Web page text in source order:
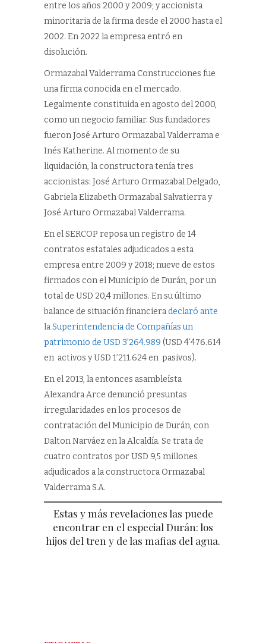
entre los años 2000 y 2009; y accionista
minoritaria de la firma desde el 2000 hasta el
2002. En 2022 la empresa entró en
disolución.
Ormazabal Valderrama Construcciones fue
una firma conocida en el mercado.
Legalmente constituida en agosto del 2000,
como un negocio familiar. Sus fundadores
fueron José Arturo Ormazabal Valderrama e
Inés Katherine. Al momento de su
liquidación, la constructora tenía tres
accionistas: José Arturo Ormazabal Delgado,
Gabriela Elizabeth Ormazabal Salvatierra y
José Arturo Ormazabal Valderrama.
En el SERCOP reposa un registro de 14
contratos estatales adjudicados a esta
empresa entre 2009 y 2018; nueve de estos
firmados con el Municipio de Durán, por un
total de USD 20,4 millones. En su último
balance de situación financieradeclaró ante
la Superintendencia de Compañías un
patrimonio de USD 3’264.989 (USD 4’476.614
en activos y USD 1’211.624 en pasivos).
En el 2013, la entonces asambleísta
Alexandra Arce denunció presuntas
irregularidades en los procesos de
contratación del Municipio de Durán, con
Dalton Narváez en la Alcaldía. Se trata de
cuatro contratos por USD 9,5 millones
adjudicados a la constructora Ormazabal
Valderrama S.A.
Estas y más revelaciones las puede
encontrar en el especial Durán: los
hijos del tren y de las mafias del agua.